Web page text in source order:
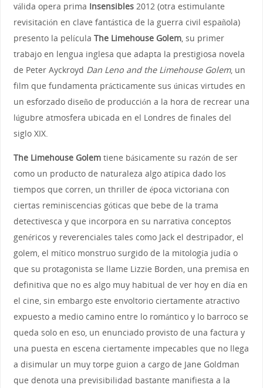
válida opera prima Insensibles2012 (otra estimulante
revisitación en clave fantástica de la guerra civil española)
presento la película The Limehouse Golem, su primer
trabajo en lengua inglesa que adapta la prestigiosa novela
de Peter Ayckroyd Dan Leno and the Limehouse Golem, un
film que fundamenta prácticamente sus únicas virtudes en
un esforzado diseño de producción a la hora de recrear una
lúgubre atmosfera ubicada en el Londres de finales del
siglo XIX.
The Limehouse Golemtiene básicamente su razón de ser
como un producto de naturaleza algo atípica dado los
tiempos que corren, un thriller de época victoriana con
ciertas reminiscencias góticas que bebe de la trama
detectivesca y que incorpora en su narrativa conceptos
genéricos y reverenciales tales como Jack el destripador, el
golem, el mítico monstruo surgido de la mitología judía o
que su protagonista se llame Lizzie Borden, una premisa en
definitiva que no es algo muy habitual de ver hoy en día en
el cine, sin embargo este envoltorio ciertamente atractivo
expuesto a medio camino entre lo romántico y lo barroco se
queda solo en eso, un enunciado provisto de una factura y
una puesta en escena ciertamente impecables que no llega
a disimular un muy torpe guion a cargo de Jane Goldman
que denota una previsibilidad bastante manifiesta a la